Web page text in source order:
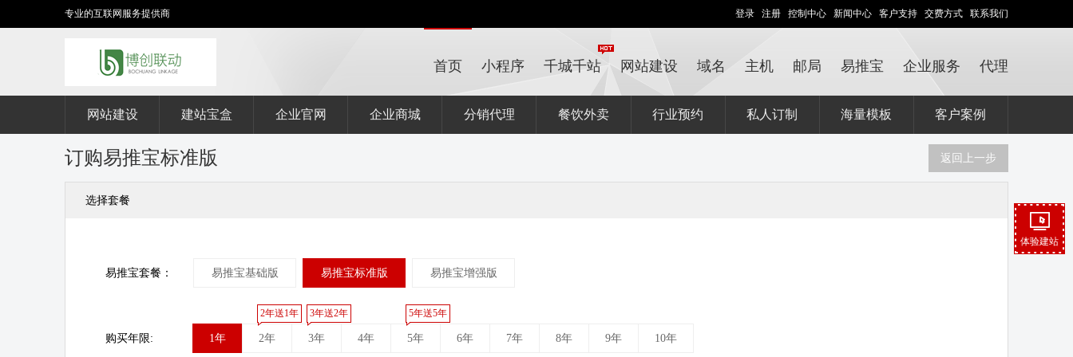
专业的互联网服务提供商 登录 注册 控制中心 新闻中心 客户支持 交费方式 联系我们
首页 小程序 千城千站 网站建设 域名 主机 邮局 易推宝 企业服务 代理
网站建设 建站宝盒 企业官网 企业商城 分销代理 餐饮外卖 行业预约 私人订制 海量模板 客户案例
订购易推宝标准版 返回上一步
选择套餐
易推宝套餐： 易推宝基础版 易推宝标准版 易推宝增强版
购买年限: 1年 2年
2年送1年
3年
3年送2年
4年 5年
5年送5年
6年 7年 8年 9年 10年
体验建站